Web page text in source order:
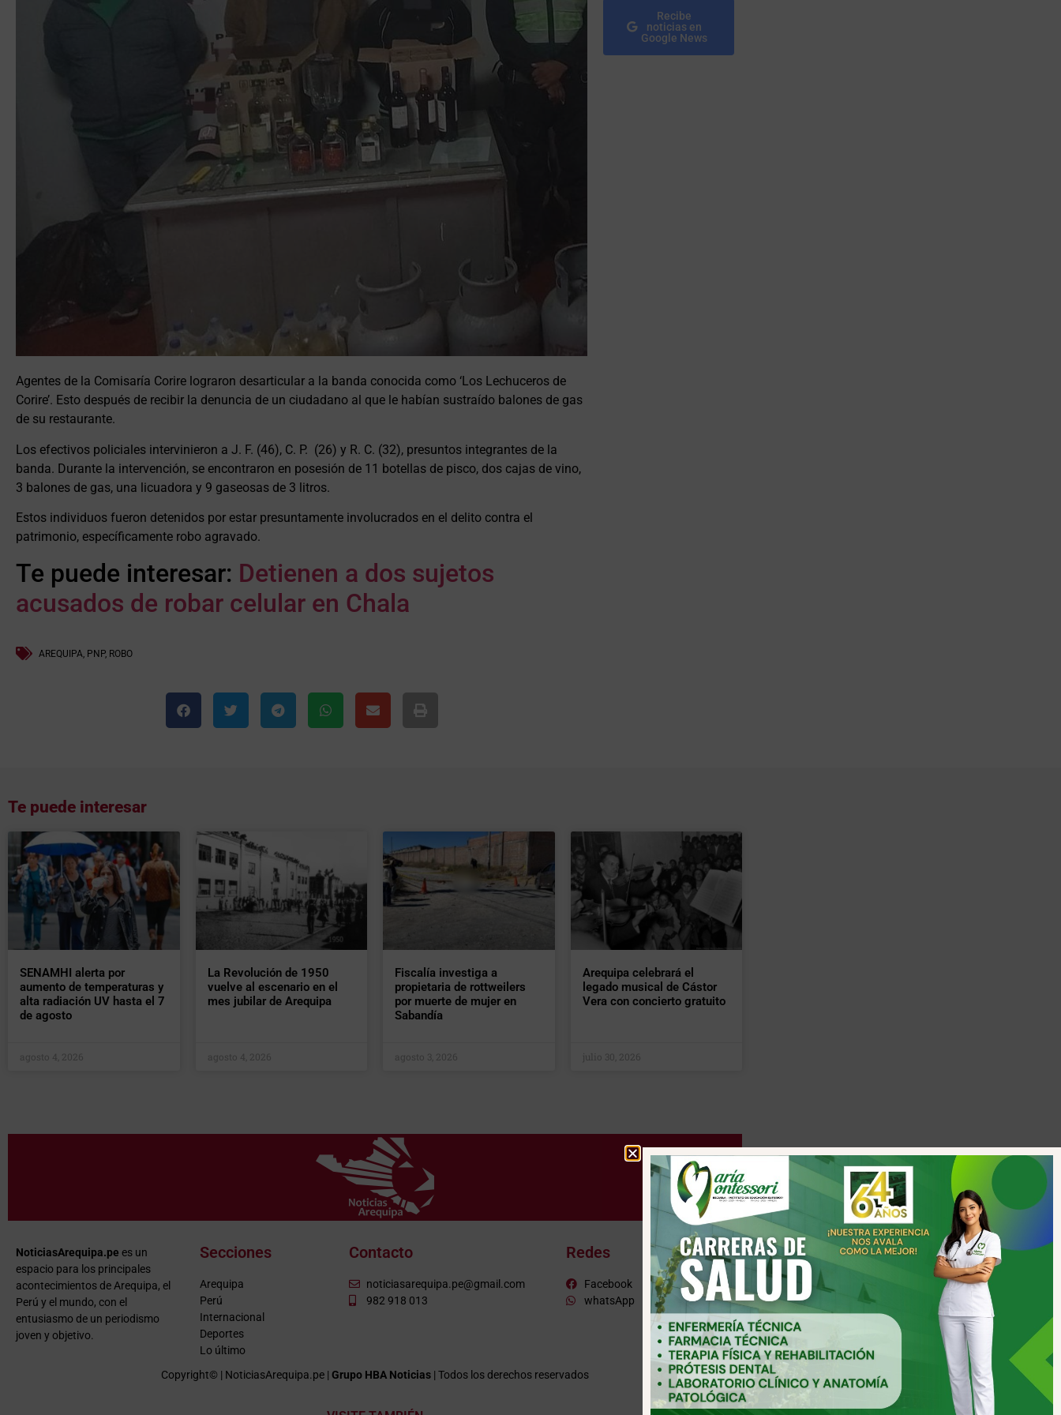
Agentes de la Comisaría Corire lograron desarticular a la banda conocida como ‘Los Lechuceros de
Corire’. Esto después de recibir la denuncia de un ciudadano al que le habían sustraído balones de gas
de su restaurante.
Los efectivos policiales intervinieron a J. F. (46), C. P. (26) y R. C. (32), presuntos integrantes de la
banda. Durante la intervención, se encontraron en posesión de 11 botellas de pisco, dos cajas de vino,
3 balones de gas, una licuadora y 9 gaseosas de 3 litros.
Estos individuos fueron detenidos por estar presuntamente involucrados en el delito contra el
patrimonio, específicamente robo agravado.
Te puede interesar: Detienen a dos sujetos
acusados de robar celular en Chala
AREQUIPA PNP, ROBO
Recibe
noticias en
Google News
Te puede interesar
SENAMHI alerta por
aumento de temperaturas y
alta radiación UV hasta el 7
de agosto
agosto 4, 2026
La Revolución de 1950
vuelve al escenario en el
mes jubilar de Arequipa
agosto 4, 2026
Fiscalía investiga a
propietaria de rottweilers
por muerte de mujer en
Sabandía
agosto 3, 2026
Arequipa celebrará el
legado musical de Cástor
Vera con concierto gratuito
julio 30, 2026
NoticiasArequipa.pe es un
espacio para los principales
acontecimientos de Arequipa, el
Perú y el mundo, con el
entusiasmo de un periodismo
joven y objetivo.
Secciones
Arequipa
Perú
Internacional
Deportes
Lo último
Contacto
noticiasarequipa.pe@gmail.com
982 918 013
Redes
Facebook
whatsApp
Copyright© | NoticiasArequipa.pe | Grupo HBA Noticias | Todos los derechos reservados